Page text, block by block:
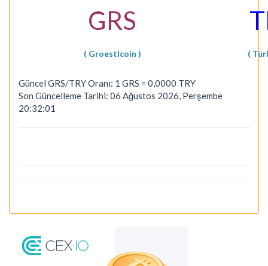
GRS
( Groestlcoin ) (
Güncel GRS/TRY Oranı: 1 GRS = 0,0000 TRY
Son Güncelleme Tarihi: 06 Ağustos 2026, Perşembe
20:32:01